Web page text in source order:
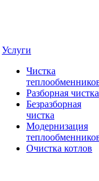
Услуги
Чистка
Разборная чистка
Безразборная
чистка
Модернизация
Очистка котлов